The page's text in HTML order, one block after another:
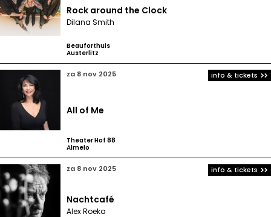
Rock around the Clock
Dilana Smith
Beauforthuis
Austerlitz
za 8 nov 2025
All of Me
Theater Hof 88
Almelo
info & tickets
za 8 nov 2025
Nachtcafé
Alex Roeka
info & tickets